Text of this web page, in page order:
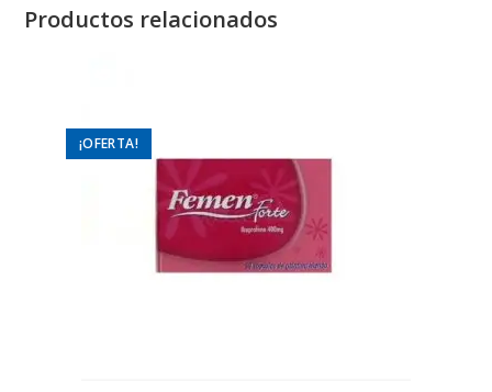
Productos relacionados
¡OFERTA!